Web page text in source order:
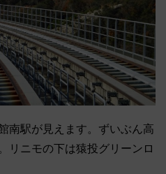
南駅が見えます。ずいぶん高
リニモの下は猿投グリーンロ